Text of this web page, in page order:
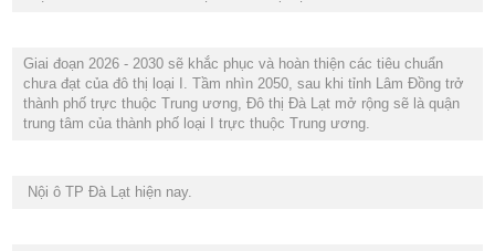
Giai đoạn 2026 - 2030 sẽ khắc phục và hoàn thiện các tiêu chuẩn
chưa đạt của đô thị loại I. Tầm nhìn 2050, sau khi tỉnh Lâm Đồng trở
thành phố trực thuộc Trung ương, Đô thị Đà Lạt mở rộng sẽ là quận
trung tâm của thành phố loại I trực thuộc Trung ương.
Nội ô TP Đà Lạt hiện nay.